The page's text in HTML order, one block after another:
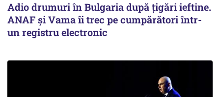
Adio drumuri în Bulgaria după țigări ieftine.
ANAF și Vama îi trec pe cumpărători într-
un registru electronic